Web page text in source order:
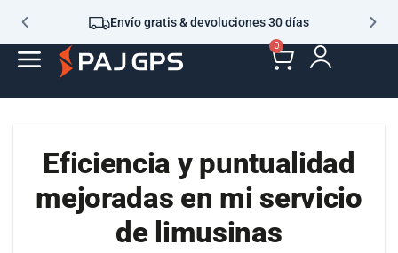
Envío gratis & devoluciones 30 días
0
Eficiencia y puntualidad
mejoradas en mi servicio
de limusinas